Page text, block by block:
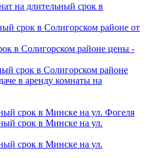
на длительный срок в
срок в Солигорском районе от
в Солигорском районе цены -
срок в Солигорском районе
в аренду комнаты на
срок в Минске на ул. Фогеля
срок в Минске на ул.
срок в Минске на ул.